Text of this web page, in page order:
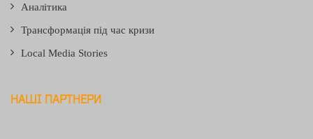
Аналітика
Трансформація під час кризи
Local Media Stories
НАШІ ПАРТНЕРИ